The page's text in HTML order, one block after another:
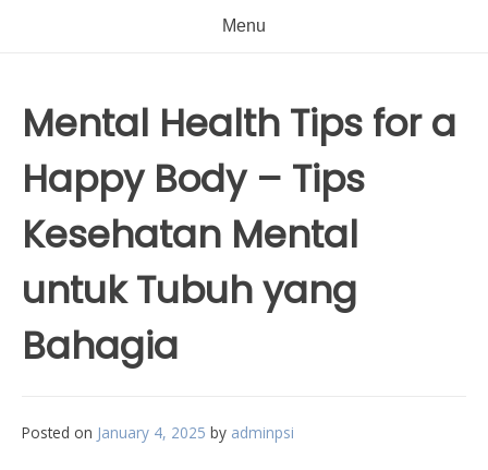
Menu
Mental Health Tips for a
Happy Body – Tips
Kesehatan Mental
untuk Tubuh yang
Bahagia
Posted on January 4, 2025 by adminpsi